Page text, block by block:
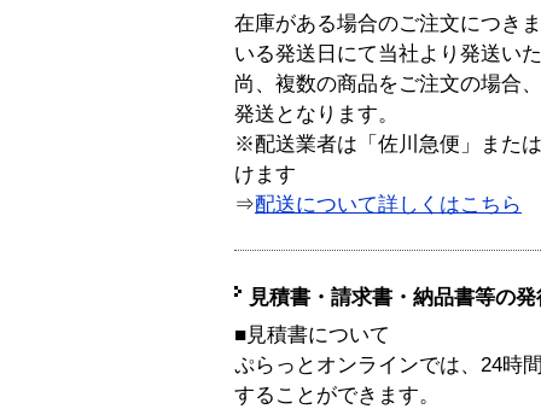
在庫がある場合のご注文につき
いる発送日にて当社より発送い
尚、複数の商品をご注文の場合
発送となります。
※配送業者は「佐川急便」また
けます
⇒配送について詳しくはこちら
見積書・請求書・納品書等の
■見積書について
ぷらっとオンラインでは、24時
することができます。